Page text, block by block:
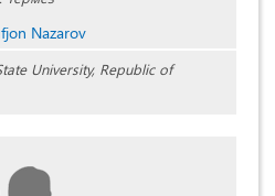
Nazarov
University, Republic of